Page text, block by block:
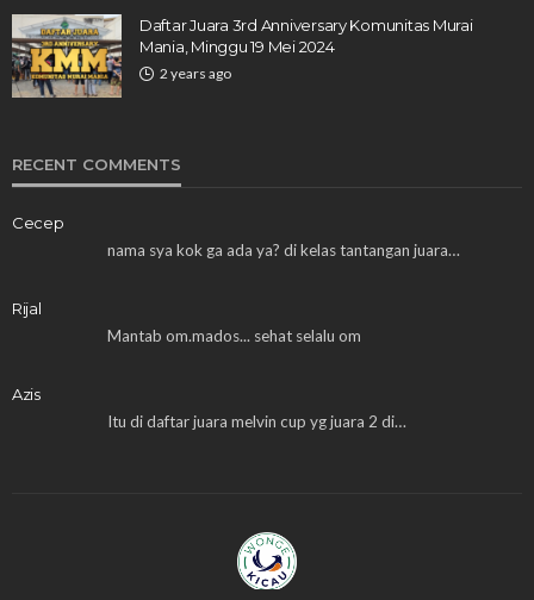
Daftar Juara 3rd Anniversary Komunitas Murai
Mania, Minggu 19 Mei 2024
2 years ago
RECENT COMMENTS
Cecep
nama sya kok ga ada ya? di kelas tantangan juara…
Rijal
Mantab om.mados... sehat selalu om
Azis
Itu di daftar juara melvin cup yg juara 2 di…